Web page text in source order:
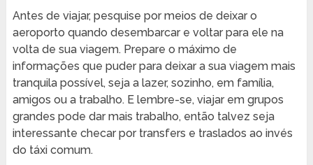
Antes de viajar, pesquise por meios de deixar o
aeroporto quando desembarcar e voltar para ele na
volta de sua viagem. Prepare o máximo de
informações que puder para deixar a sua viagem mais
tranquila possível, seja a lazer, sozinho, em família,
amigos ou a trabalho. E lembre-se, viajar em grupos
grandes pode dar mais trabalho, então talvez seja
interessante checar por transfers e traslados ao invés
do táxi comum.